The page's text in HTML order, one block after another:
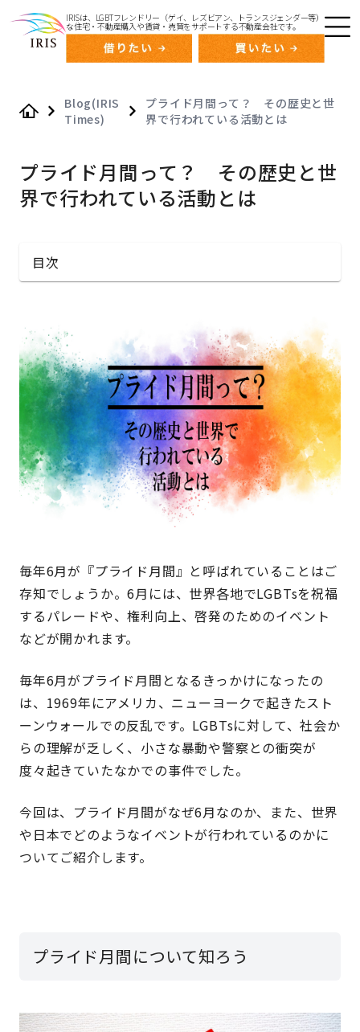
IRISは、LGBTフレンドリー（ゲイ、レズビアン、トランスジェンダー等）
な住宅・不動産購入や賃貸・売買をサポートする不動産会社です。
Blog(IRIS
Times)
プライド月間って？ その歴史と世
界で行われている活動とは
プライド月間って？ その歴史と世
界で行われている活動とは
毎年6月が『プライド月間』と呼ばれていることはご
存知でしょうか。6月には、世界各地でLGBTsを祝福
するパレードや、権利向上、啓発のためのイベント
などが開かれます。
毎年6月がプライド月間となるきっかけになったの
は、1969年にアメリカ、ニューヨークで起きたスト
ーンウォールでの反乱です。LGBTsに対して、社会か
らの理解が乏しく、小さな暴動や警察との衝突が
度々起きていたなかでの事件でした。
今回は、プライド月間がなぜ6月なのか、また、世界
や日本でどのようなイベントが行われているのかに
ついてご紹介します。
プライド月間について知ろう
目次